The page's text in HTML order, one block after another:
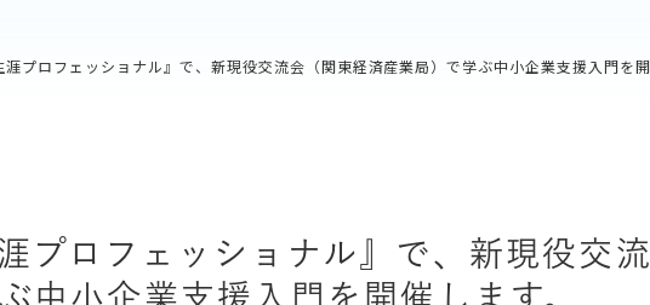
涯プロフェッショナル』で、新現役交流会（関東経済産業局）で学ぶ中小企業支援入門を開
プロフェッショナル』で、新現役交
中小企業支援入門を開催します。